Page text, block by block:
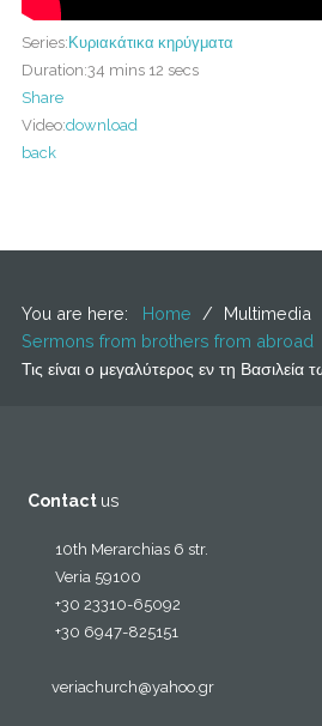
Series: Κυριακάτικα κηρύγματα
Duration:34 mins 12 secs
Share
Video:download
back
You are here: Home / Multimedia
Sermons from brothers from abroad
Τις είναι ο μεγαλύτερος εν τη
Contact us
10th Merarchias 6 str.
Veria 59100
+30 23310-65092
+30 6947-825151
veriachurch@yahoo.gr